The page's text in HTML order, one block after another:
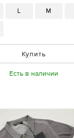
L M
Купить
Есть в наличии